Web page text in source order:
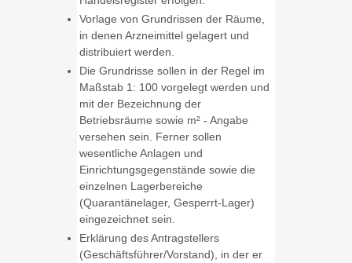
Vorlage von Grundrissen der Räume,
in denen Arzneimittel gelagert und
distribuiert werden.
Die Grundrisse sollen in der Regel im
Maßstab 1: 100 vorgelegt werden und
mit der Bezeichnung der
Betriebsräume sowie m² - Angabe
versehen sein. Ferner sollen
wesentliche Anlagen und
Einrichtungsgegenstände sowie die
einzelnen Lagerbereiche
(Quarantänelager, Gesperrt-Lager)
eingezeichnet sein.
Erklärung des Antragstellers
(Geschäftsführer/Vorstand), in der er